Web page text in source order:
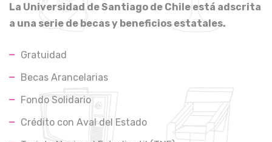
La Universidad de Santiago de Chile está adscrita
a una serie de becas y beneficios estatales.
Gratuidad
Becas Arancelarias
Fondo Solidario
Crédito con Aval del Estado